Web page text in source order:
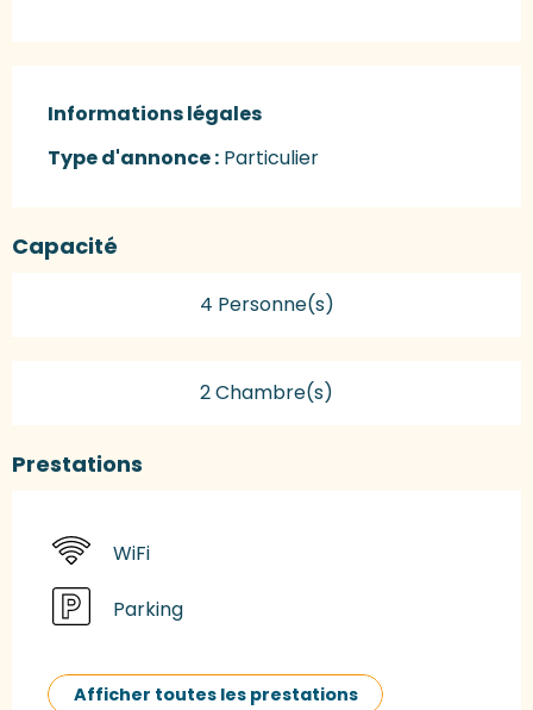
Informations légales
Informations légales
Type d'annonce : Particulier
Capacité
4 Personne(s)
2 Chambre(s)
Prestations
WiFi
Parking
Afficher toutes les prestations